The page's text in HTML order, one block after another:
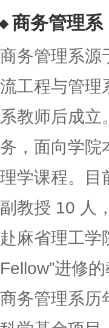
商务管理系
商务管理系源
流工程与管理
系教师后成立
务，面向学院
理学课程。目
副教授 10 人
赴麻省理工学
Fellow”进修的
商务管理系历